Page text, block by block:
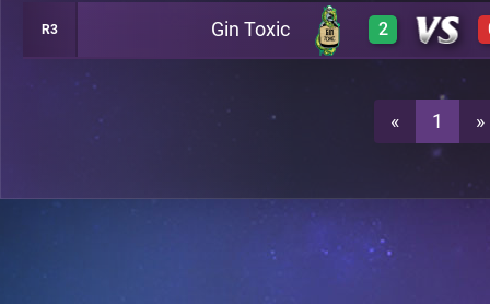
0 A18
A18
R3 Gin Toxic 2
A18
« 1 »